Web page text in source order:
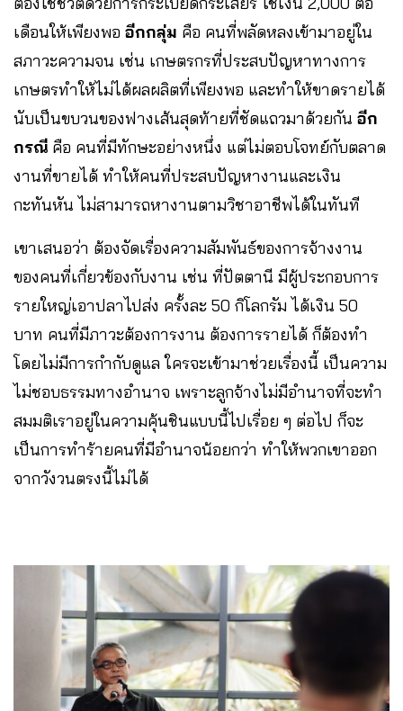
เดือนให้เพียงพอ อีกกลุ่ม คือ คนที่พลัดหลงเข้ามาอยู่ใน
สภาวะความจน เช่น เกษตรกรที่ประสบปัญหาทางการ
เกษตรทำให้ไม่ได้ผลผลิตที่เพียงพอ และทำให้ขาดรายได้
นับเป็นขบวนของฟางเส้นสุดท้ายที่ชัดแถวมาด้วยกัน อีก
กรณี คือ คนที่มีทักษะอย่างหนึ่ง แต่ไม่ตอบโจทย์กับตลาด
งานที่ขายได้ ทำให้คนที่ประสบปัญหางานและเงิน
กะทันหัน ไม่สามารถหางานตามวิชาอาชีพได้ในทันที
เขาเสนอว่า ต้องจัดเรื่องความสัมพันธ์ของการจ้างงาน
ของคนที่เกี่ยวข้องกับงาน เช่น ที่ปัตตานี มีผู้ประกอบการ
รายใหญ่เอาปลาไปส่ง ครั้งละ 50 กิโลกรัม ได้เงิน 50
บาท คนที่มีภาวะต้องการงาน ต้องการรายได้ ก็ต้องทำ
โดยไม่มีการกำกับดูแล ใครจะเข้ามาช่วยเรื่องนี้ เป็นความ
ไม่ชอบธรรมทางอำนาจ เพราะลูกจ้างไม่มีอำนาจที่จะทำ
สมมติเราอยู่ในความคุ้นชินแบบนี้ไปเรื่อย ๆ ต่อไป ก็จะ
เป็นการทำร้ายคนที่มีอำนาจน้อยกว่า ทำให้พวกเขาออก
จากวังวนตรงนี้ไม่ได้